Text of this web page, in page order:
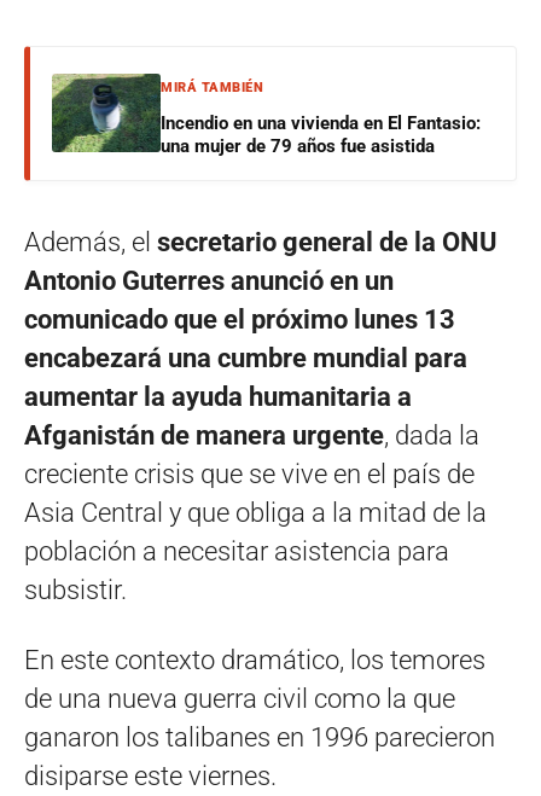
MIRÁ TAMBIÉN
Incendio en una vivienda en El Fantasio:
una mujer de 79 años fue asistida
Además, el secretario general de la ONU
Antonio Guterres anunció en un
comunicado que el próximo lunes 13
encabezará una cumbre mundial para
aumentar la ayuda humanitaria a
Afganistán de manera urgente, dada la
creciente crisis que se vive en el país de
Asia Central y que obliga a la mitad de la
población a necesitar asistencia para
subsistir.
En este contexto dramático, los temores
de una nueva guerra civil como la que
ganaron los talibanes en 1996 parecieron
disiparse este viernes.